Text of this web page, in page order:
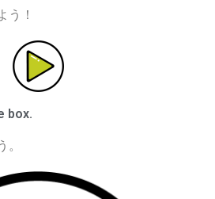
う！
box.